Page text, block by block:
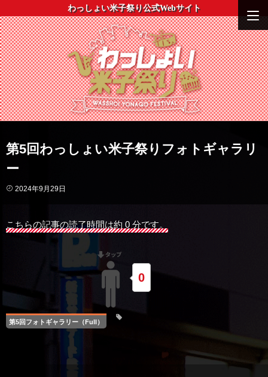
わっしょい米子祭り公式Webサイト
第5回わっしょい米子祭りフォトギャラリ
ー
2024年9月29日
こちらの記事の読了時間は約 0 分です。
0
第5回フォトギャラリー（Full）